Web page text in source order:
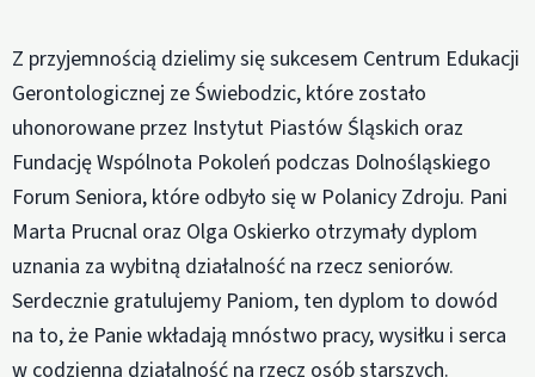
Z przyjemnością dzielimy się sukcesem Centrum Edukacji
Gerontologicznej ze Świebodzic, które zostało
uhonorowane przez Instytut Piastów Śląskich oraz
Fundację Wspólnota Pokoleń podczas Dolnośląskiego
Forum Seniora, które odbyło się w Polanicy Zdroju. Pani
Marta Prucnal oraz Olga Oskierko otrzymały dyplom
uznania za wybitną działalność na rzecz seniorów.
Serdecznie gratulujemy Paniom, ten dyplom to dowód
na to, że Panie wkładają mnóstwo pracy, wysiłku i serca
w codzienną działalność na rzecz osób starszych.